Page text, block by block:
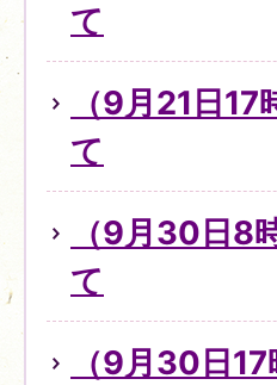
て
（9月21日
て
（9月30日8
て
（9月30日